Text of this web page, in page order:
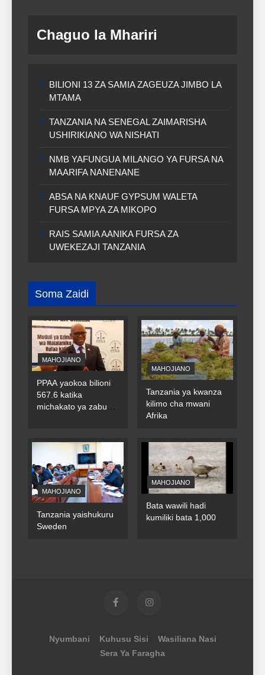
Chaguo la Mhariri
BILIONI 13 ZA SAMIA ZAGEUZA JIMBO LA
MTAMA
TANZANIA NA SENEGAL ZAIMARISHA
USHIRIKIANO WA NISHATI
NMB YAFUNGUA MILANGO YA FURSA NA
MAARIFA NANENANE
ABSA NA KNAUF GYPSUM WALETA
FURSA MPYA ZA MIKOPO
RAIS SAMIA AANIKA FURSA ZA
UWEKEZAJI TANZANIA
Soma Zaidi
MAHOJIANO
PPAA yaokoa bilioni
567.6 katika
michakato ya zabuni
MAHOJIANO
Tanzania ya kwanza
kilimo cha mwani
Afrika
MAHOJIANO
Tanzania yaishukuru
Sweden
MAHOJIANO
Bata wawili hadi
kumiliki bata 1,000
Nyumbani Kuhusu Sisi
Wasiliana Nasi
Sera Ya Faragha